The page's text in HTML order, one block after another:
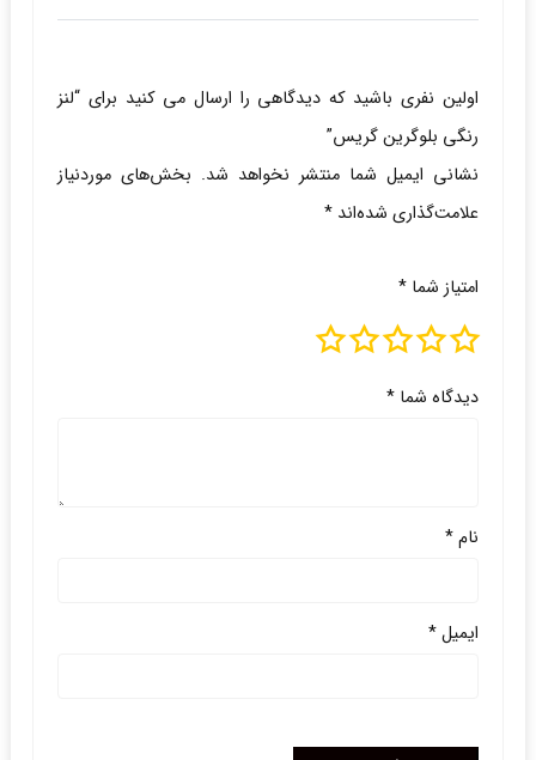
اولین نفری باشید که دیدگاهی را ارسال می کنید برای “لنز
رنگی بلوگرین گریس”
نشانی ایمیل شما منتشر نخواهد شد. بخش‌های موردنیاز
علامت‌گذاری شده‌اند *
امتیاز شما *
دیدگاه شما *
نام*
ایمیل*